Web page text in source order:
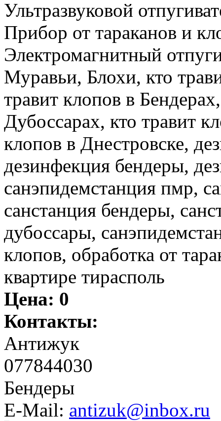
Ультразвуковой
Прибор от тараканов и
Электромагнитный
Муравьи, Блохи, кто
травит клопов в
Дубоссарах, кто травит
клопов в Днестровске,
дезинфекция бендеры,
санэпидемстанция пмр,
санстанция бендеры,
дубоссары,
клопов, обработка от
квартире тирасполь
Цена: 0
Контакты:
Антижук
077844030
Бендеры
E-Mail: antizuk@inbox.ru